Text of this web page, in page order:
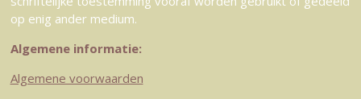
op enig ander medium.
Algemene informatie:
Algemene voorwaarden